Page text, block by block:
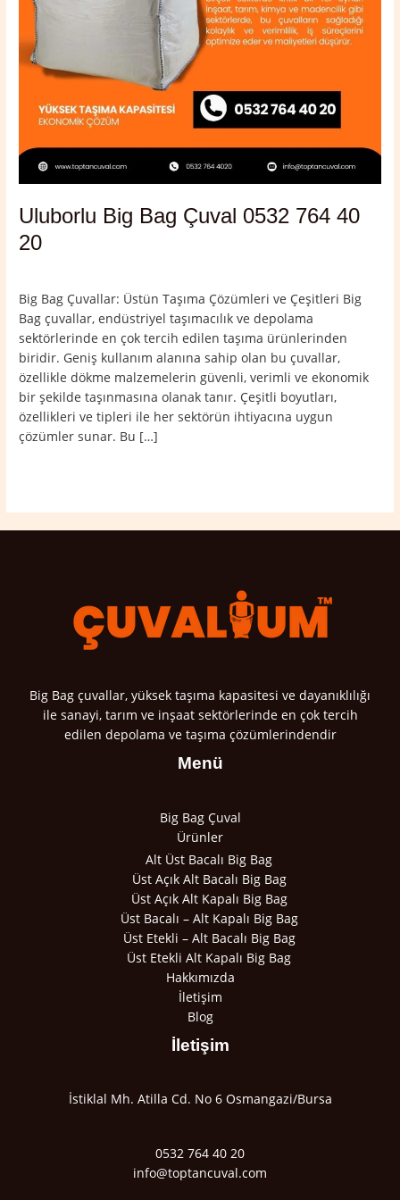
Uluborlu Big Bag Çuval 0532 764 40
20
Big Bag Çuvallar: Üstün Taşıma Çözümleri ve Çeşitleri Big
Bag çuvallar, endüstriyel taşımacılık ve depolama
sektörlerinde en çok tercih edilen taşıma ürünlerinden
biridir. Geniş kullanım alanına sahip olan bu çuvallar,
özellikle dökme malzemelerin güvenli, verimli ve ekonomik
bir şekilde taşınmasına olanak tanır. Çeşitli boyutları,
özellikleri ve tipleri ile her sektörün ihtiyacına uygun
çözümler sunar. Bu […]
Big Bag çuvallar, yüksek taşıma kapasitesi ve dayanıklılığı
ile sanayi, tarım ve inşaat sektörlerinde en çok tercih
edilen depolama ve taşıma çözümlerindendir
Menü
Big Bag Çuval
Ürünler
Alt Üst Bacalı Big Bag
Üst Açık Alt Bacalı Big Bag
Üst Açık Alt Kapalı Big Bag
Üst Bacalı – Alt Kapalı Big Bag
Üst Etekli – Alt Bacalı Big Bag
Üst Etekli Alt Kapalı Big Bag
Hakkımızda
İletişim
Blog
İletişim
İstiklal Mh. Atilla Cd. No 6 Osmangazi/Bursa
0532 764 40 20
info@toptancuval.com